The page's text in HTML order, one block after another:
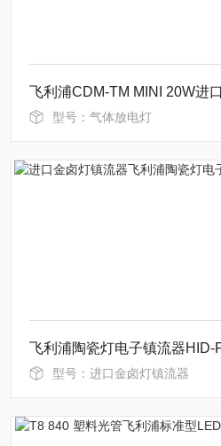
飞利浦CDM-TM MINI 20W进
型号：气体放电灯
飞利浦陶瓷灯电子镇流器HID-
型号：进口金卤灯镇流器